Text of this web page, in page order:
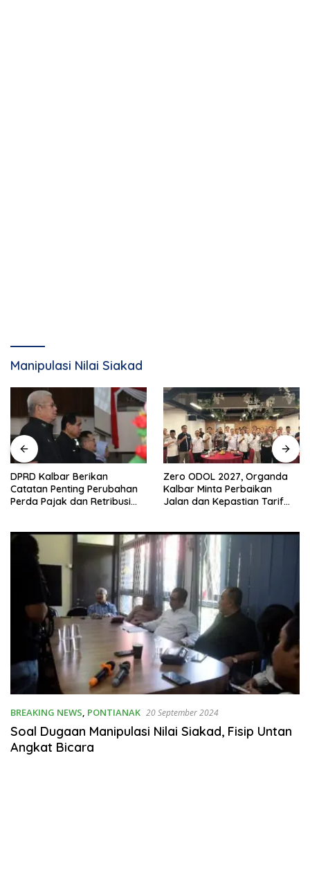
Manipulasi Nilai Siakad
DPRD Kalbar Berikan
Catatan Penting Perubahan
Perda Pajak dan Retribusi
Zero ODOL 2027, Organda
Kalbar Minta Perbaikan
Jalan dan Kepastian Tarif
BREAKING NEWS, PONTIANAK 20 September 2024
Soal Dugaan Manipulasi Nilai Siakad, Fisip Untan
Angkat Bicara